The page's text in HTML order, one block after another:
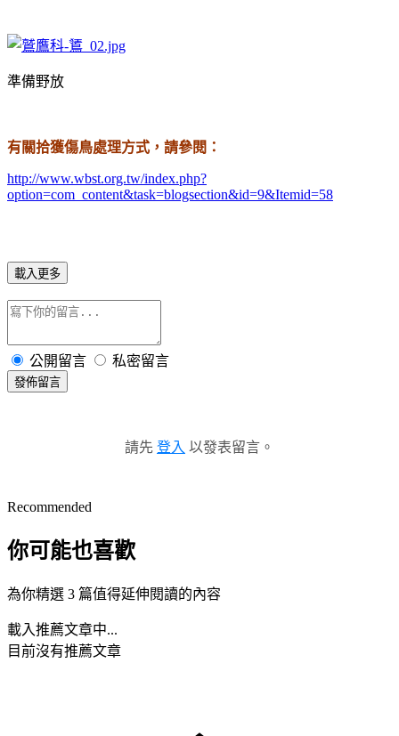
準備野放
有關拾獲傷鳥處理方式，請參閱：
http://www.wbst.org.tw/index.php?
option=com_content&task=blogsection&id=9&Itemid=58
載入更多
公開留言 私密留言
發佈留言
請先 登入 以發表留言。
Recommended
你可能也喜歡
為你精選 3 篇值得延伸閱讀的內容
載入推薦文章中...
目前沒有推薦文章